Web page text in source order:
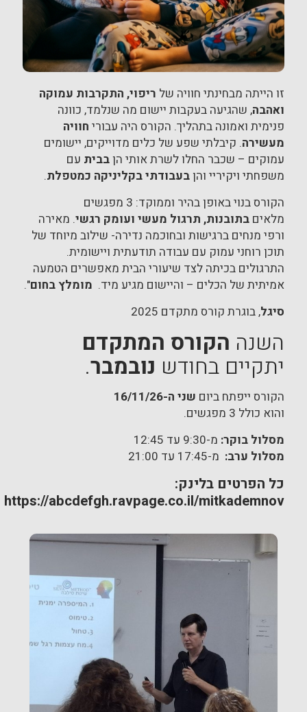
זו הייתה מבחינתי חוויה של ריפוי, התקרבות עמוקה
ואהבה, שהגיעה בעקבות יישום מה שנלמד, כוונה
פנימית ואמונה בתהליך. הקורס היה עבורי חוויה
מעשירה. קיבלתי שפע של כלים מדוייקים, יישומים
עמוקים – שכבר החלו לשרת אותי הןבבית עם
משפחתי ויקיריי והןבעבודתי בקליניקה כמטפלת.
הקורס בנוי באופן בהיר וממוקד: 3 מפגשים
מלאים בתובנות, תרגול מעשי ועומק רגשי. מאירה
ורפי מנחים ברגישות ובחוכמה נדירה- שילוב מיוחד של
תוכן רוחני עמוק עם עבודה תודעתית ויישומית.
התרגולים בכיתה לצד שיעורי הבית מאפשרים הטמעה
אמיתית של הכלים – והיישום מגיע מיד. מומלץ בחום".
סיגל, בוגרת קורס מתקדם 2025
השנה הקורס המתקדם
יתקיים בחודש נובמבר.
הקורס ייפתח ביום שני ה-16/11/26
והוא כולל 3 מפגשים.
מסלול בוקר: מ-9:30 עד 12:45
מסלול ערב: מ-17:45 עד 21:00
כל הפרטים בלינק:
https://abcdefgh.ravpage.co.il/mitkademnov